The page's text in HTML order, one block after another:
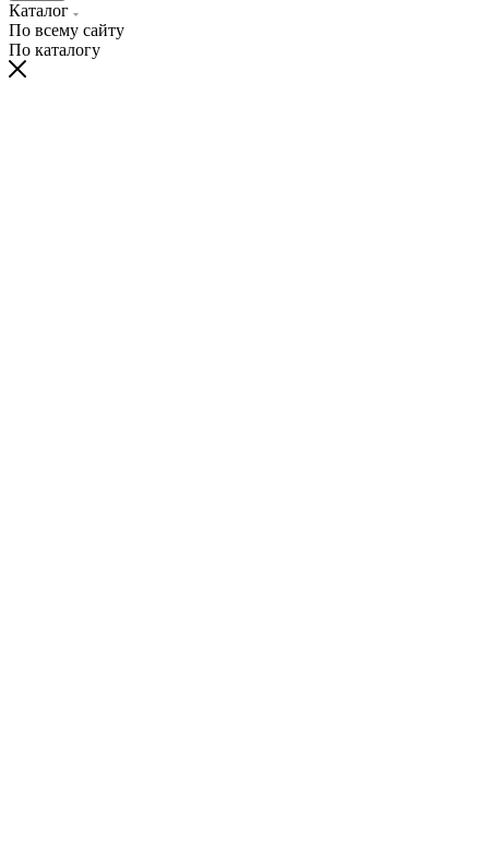
Каталог
По всему сайту
По каталогу